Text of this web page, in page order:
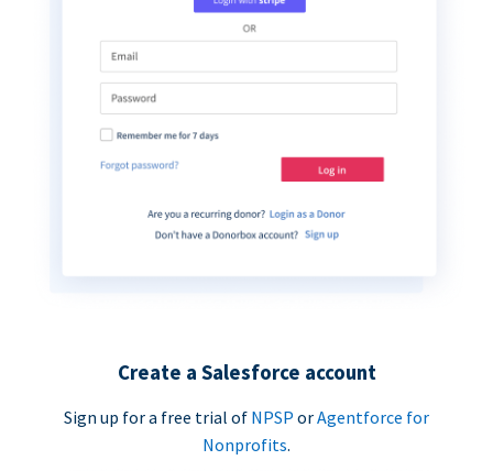
Create a Salesforce account
Sign up for a free trial of NPSP orAgentforce for
Nonprofits.